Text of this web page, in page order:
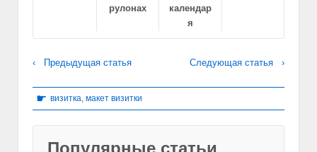
рулонах
календар
я
‹ Предыдущая статья Следующая статья ›
☛ визитка макет визитки
Популярные статьи